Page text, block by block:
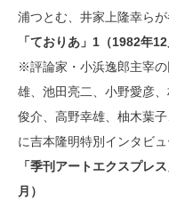
浦つとむ、井家上隆幸らが
「ておりあ」1（1982年
※評論家・小浜逸郎主宰
雄、池田亮二、小野愛彦
俊介、高野幸雄、柚木葉
に吉本隆明特別インタビュ
「季刊アートエクスプレ
月）